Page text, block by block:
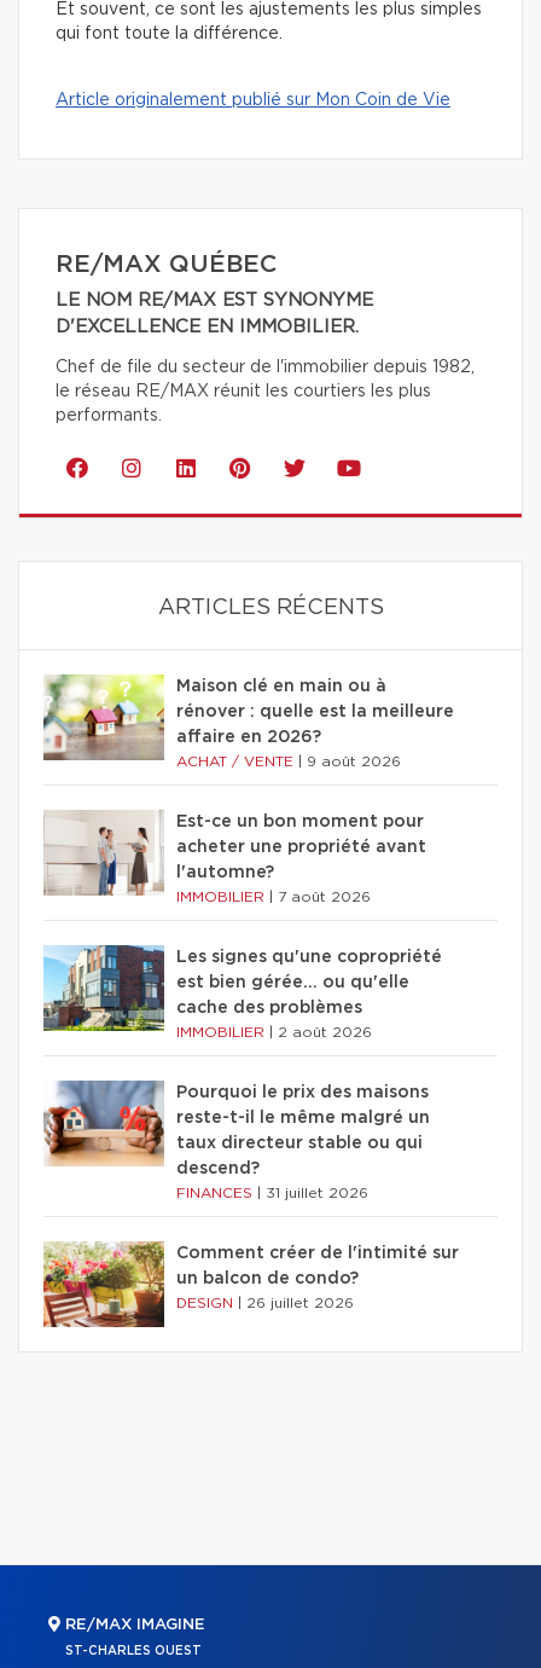
Et souvent, ce sont les ajustements les plus simples
qui font toute la différence.
Article originalement publié sur Mon Coin de Vie
RE/MAX QUÉBEC
LE NOM RE/MAX EST SYNONYME
D'EXCELLENCE EN IMMOBILIER.
Chef de file du secteur de l'immobilier depuis 1982,
le réseau RE/MAX réunit les courtiers les plus
performants.
ARTICLES RÉCENTS
Maison clé en main ou à
rénover : quelle est la meilleure
affaire en 2026?
ACHAT / VENTE 9 août 2026
Est-ce un bon moment pour
acheter une propriété avant
l'automne?
IMMOBILIER 7 août 2026
Les signes qu'une copropriété
est bien gérée… ou qu'elle
cache des problèmes
IMMOBILIER 2 août 2026
Pourquoi le prix des maisons
reste-t-il le même malgré un
taux directeur stable ou qui
descend?
FINANCES 31 juillet 2026
Comment créer de l'intimité sur
un balcon de condo?
DESIGN 26 juillet 2026
RE/MAX IMAGINE
ST-CHARLES OUEST